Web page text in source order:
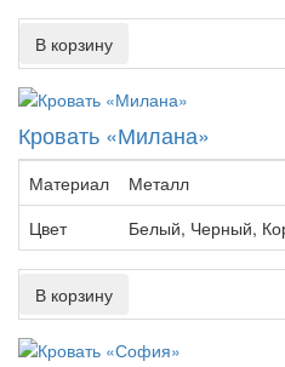
В корзину
Кровать «Милана»
Материал
Металл
Цвет
Белый, Черный,
В корзину